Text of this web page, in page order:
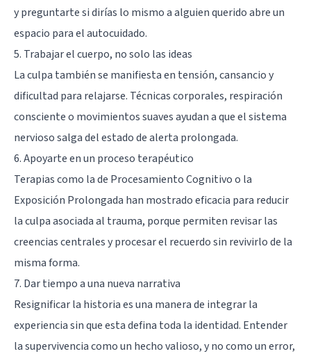
y preguntarte si dirías lo mismo a alguien querido abre un
espacio para el autocuidado.
5. Trabajar el cuerpo, no solo las ideas
La culpa también se manifiesta en tensión, cansancio y
dificultad para relajarse. Técnicas corporales, respiración
consciente o movimientos suaves ayudan a que el sistema
nervioso salga del estado de alerta prolongada.
6. Apoyarte en un proceso terapéutico
Terapias como la de Procesamiento Cognitivo o la
Exposición Prolongada han mostrado eficacia para reducir
la culpa asociada al trauma, porque permiten revisar las
creencias centrales y procesar el recuerdo sin revivirlo de la
misma forma.
7. Dar tiempo a una nueva narrativa
Resignificar la historia es una manera de integrar la
experiencia sin que esta defina toda la identidad. Entender
la supervivencia como un hecho valioso, y no como un error,